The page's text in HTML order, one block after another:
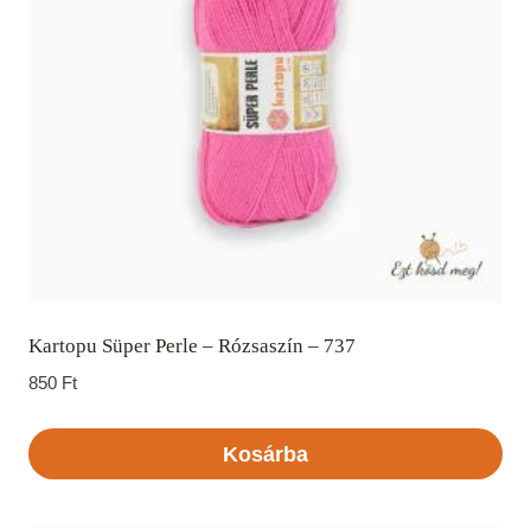
Kartopu Süper Perle – Rózsaszín – 737
850 Ft
Kosárba